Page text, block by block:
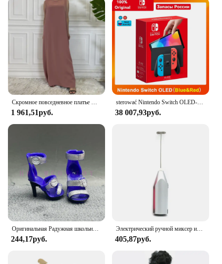
**Optimized for Wholesale and Retail**
FosPower Banana Plugs are not only durable and
user-friendly but also come in sets, making them an
excellent choice for vendors and suppliers. Their
sleek design and high-quality construction make
them an attractive addition to any audio accessory
collection. With their wholesale availability, these
banana plugs are perfect for retailers looking to
offer a reliable and high-quality product to their
Скромное повседневное платье Abaya Femme, универсальное внутреннее платье без рукавов, мусульманское платье для женщин, халат макси, кафтан, марокканская исламская одежда
1 961,51руб.
sterować Nintendo Switch OLED-модель, белый набор, 7-дюймовый цветной экран, ручка Joy Con, улучшенная аудиорегулируема консоль, стабильный режим телевизора
38 007,93руб.
Оригинальная Радужная школьная кукла, можно выбрать обувь, каблук, сапоги, игрушки для девочек «сделай сам»
244,17руб.
Электрический ручной миксер из нержавеющей стали, Легкий Блендер для выпечки и приготовления пищи
405,87руб.